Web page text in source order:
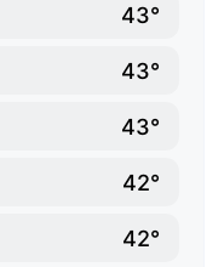
43°
43°
43°
42°
42°